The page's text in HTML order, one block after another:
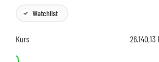
Watchlist
Kurs 26.140,13